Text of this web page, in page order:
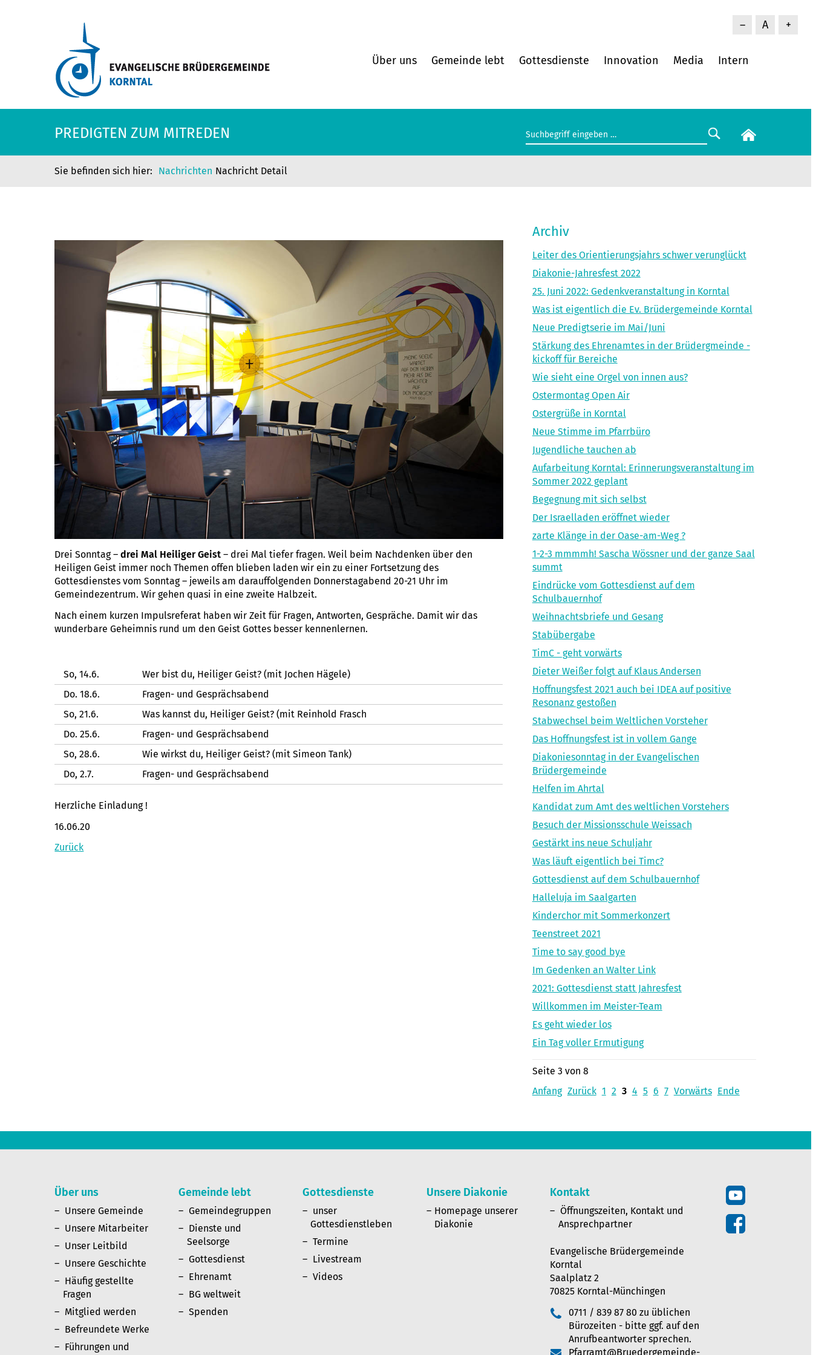
– A +
Über uns Gemeinde lebt Gottesdienste Innovation Media Intern
PREDIGTEN ZUM MITREDEN
Nachrichten Nachricht Detail
Drei Sonntag –drei Mal Heiliger Geist – drei Mal tiefer fragen. Weil beim Nachdenken über den
Heiligen Geist immer noch Themen offen blieben laden wir ein zu einer Fortsetzung des
Gottesdienstes vom Sonntag – jeweils am darauffolgenden Donnerstagabend 20-21 Uhr im
Gemeindezentrum. Wir gehen quasi in eine zweite Halbzeit.
Nach einem kurzen Impulsreferat haben wir Zeit für Fragen, Antworten, Gespräche. Damit wir das
wunderbare Geheimnis rund um den Geist Gottes besser kennenlernen.
So, 14.6.
Wer bist du, Heiliger Geist? (mit Jochen Hägele)
Do. 18.6.
Fragen- und Gesprächsabend
So, 21.6.
Was kannst du, Heiliger Geist? (mit Reinhold Frasch
Do. 25.6.
Fragen- und Gesprächsabend
So, 28.6.
Wie wirkst du, Heiliger Geist? (mit Simeon Tank)
Do, 2.7.
Fragen- und Gesprächsabend
Herzliche Einladung !
16.06.20
Zurück
Archiv
Leiter des Orientierungsjahrs schwer verunglückt
Diakonie-Jahresfest 2022
25. Juni 2022: Gedenkveranstaltung in Korntal
Was ist eigentlich die Ev. Brüdergemeinde Korntal
Neue Predigtserie im Mai/Juni
Stärkung des Ehrenamtes in der Brüdergmeinde -
kickoff für Bereiche
Wie sieht eine Orgel von innen aus?
Ostermontag Open Air
Ostergrüße in Korntal
Neue Stimme im Pfarrbüro
Jugendliche tauchen ab
Aufarbeitung Korntal: Erinnerungsveranstaltung im
Sommer 2022 geplant
Begegnung mit sich selbst
Der Israelladen eröffnet wieder
zarte Klänge in der Oase-am-Weg ?
1-2-3 mmmmh! Sascha Wössner und der ganze Saal
summt
Eindrücke vom Gottesdienst auf dem
Schulbauernhof
Weihnachtsbriefe und Gesang
Stabübergabe
TimC - geht vorwärts
Dieter Weißer folgt auf Klaus Andersen
Hoffnungsfest 2021 auch bei IDEA auf positive
Resonanz gestoßen
Stabwechsel beim Weltlichen Vorsteher
Das Hoffnungsfest ist in vollem Gange
Diakoniesonntag in der Evangelischen
Brüdergemeinde
Helfen im Ahrtal
Kandidat zum Amt des weltlichen Vorstehers
Besuch der Missionsschule Weissach
Gestärkt ins neue Schuljahr
Was läuft eigentlich bei Timc?
Gottesdienst auf dem Schulbauernhof
Halleluja im Saalgarten
Kinderchor mit Sommerkonzert
Teenstreet 2021
Time to say good bye
Im Gedenken an Walter Link
2021: Gottesdienst statt Jahresfest
Willkommen im Meister-Team
Es geht wieder los
Ein Tag voller Ermutigung
Seite 3 von 8
Anfang Zurück 1 2 3 4 5 6 7 Vorwärts Ende
Über uns
Unsere Gemeinde
Unsere Mitarbeiter
Unser Leitbild
Unsere Geschichte
Häufig gestellte
Fragen
Mitglied werden
Befreundete Werke
Führungen und
Gemeinde lebt
Gemeindegruppen
Dienste und
Seelsorge
Gottesdienst
Ehrenamt
BG weltweit
Spenden
Gottesdienste
unser
Gottesdienstleben
Termine
Livestream
Videos
Unsere Diakonie
Homepage unserer
Diakonie
Kontakt
Öffnungszeiten, Kontakt und
Ansprechpartner
Evangelische Brüdergemeinde
Korntal
Saalplatz 2
70825 Korntal-Münchingen
0711 / 839 87 80 zu üblichen
Bürozeiten - bitte ggf. auf den
Anrufbeantworter sprechen.
Pfarramt@Bruedergemeinde-